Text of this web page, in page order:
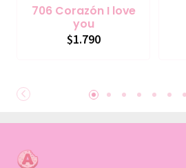
706 Corazón I love
you
$1.790